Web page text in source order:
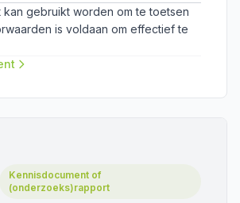
gebruikt worden om te toetsen
is voldaan om effectief te
Kennisdocument of
(onderzoeks)rapport